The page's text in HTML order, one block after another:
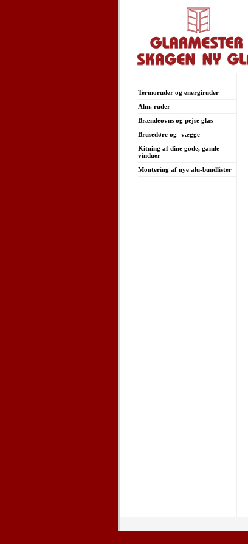
Termoruder og energiruder
Alm. ruder
Brændeovns og pejse glas
Brusedøre og -vægge
Kitning af dine gode, gamle
vinduer
Montering af nye alu-bundlister